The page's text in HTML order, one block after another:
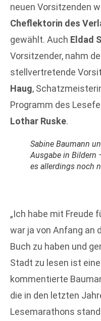
neuen Vorsitzenden
Cheflektorin des
gewählt. Auch Eldad
Vorsitzender, nahm
stellvertretende
Haug,
Programm des
Lothar Ruske.
Sabine Baumann
Ausgabe in Bildern
es allerdings noch
„Ich habe mit Freude
war ja von Anfang an
Buch zu haben und
Stadt zu lesen ist
kommentierte
die in den letzten
Lesemarathons